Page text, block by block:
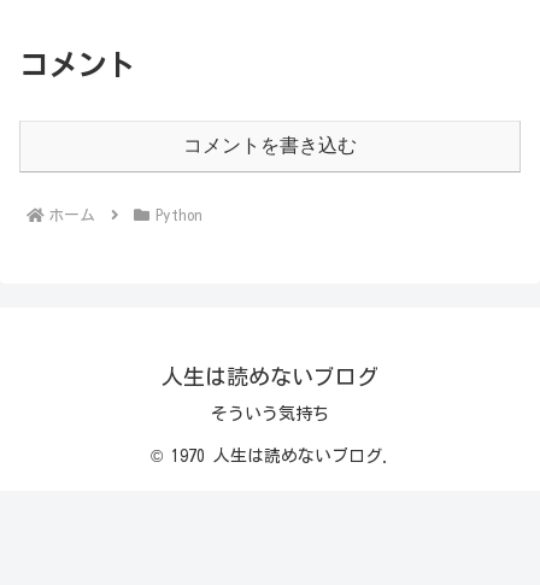
コメント
コメントを書き込む
ホーム Python
人生は読めないブログ
そういう気持ち
© 1970 人生は読めないブログ.